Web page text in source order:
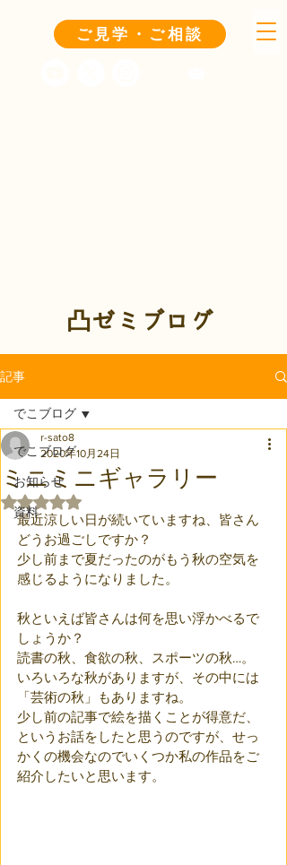
ご見学・ご相談
凸ゼミブログ
記事
でこブログ
お知らせ
資料
でこブログ
ミニミニギャラリー
r-sato8
2020年10月24日
5つ星のうちNaNと評価されています。
最近涼しい日が続いていますね、皆さん
どうお過ごしですか？
少し前まで夏だったのがもう秋の空気を
感じるようになりました。
秋といえば皆さんは何を思い浮かべるで
しょうか？
読書の秋、食欲の秋、スポーツの秋…。
いろいろな秋がありますが、その中には
「芸術の秋」もありますね。
少し前の記事で絵を描くことが得意だ、
というお話をしたと思うのですが、せっ
かくの機会なのでいくつか私の作品をご
紹介したいと思います。